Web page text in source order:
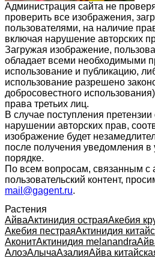
Администрация сайта не
проверить все изображения,
пользователями, на наличие
включая нарушение авторских
Загружая изображение,
обладает всеми необходимыми
использование и публикацию,
использование разрешено
добросовестного
права третьих лиц.
В случае поступления
нарушении авторских прав,
изображение будет
после получения уведомления в
порядке.
По всем вопросам, связанным с
пользовательский контент,
mail@gagent.ru.
Растения
АйваАктинидия остраяАкебия
Акебия пестраяАктинидия
АконитАктинидия melanandra
АлоэАлычаАзалияАйва